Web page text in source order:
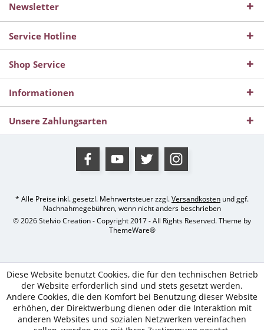
Newsletter
Service Hotline
Shop Service
Informationen
Unsere Zahlungsarten
* Alle Preise inkl. gesetzl. Mehrwertsteuer zzgl.Versandkosten und ggf.
Nachnahmegebühren, wenn nicht anders beschrieben
© 2026 Stelvio Creation - Copyright 2017 - All Rights Reserved. Theme by
ThemeWare®
Diese Website benutzt Cookies, die für den technischen Betrieb
der Website erforderlich sind und stets gesetzt werden.
Andere Cookies, die den Komfort bei Benutzung dieser Website
erhöhen, der Direktwerbung dienen oder die Interaktion mit
anderen Websites und sozialen Netzwerken vereinfachen